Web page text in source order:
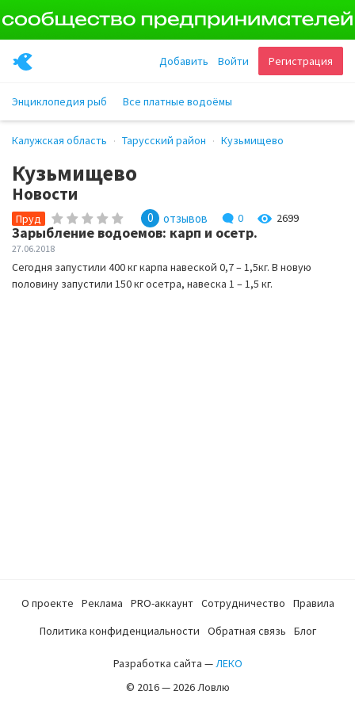
Регистрация
Войти
Добавить
Энциклопедия рыб Все платные водоёмы
Калужская область Тарусский район Кузьмищево
Кузьмищево
Новости
Пруд 0 отзывов 0 2699
Зарыбление водоемов: карп и осетр.
27.06.2018
Сегодня запустили 400 кг карпа навеской 0,7 – 1,5кг. В новую
половину запустили 150 кг осетра, навеска 1 – 1,5 кг.
О проекте Реклама PRO-аккаунт Сотрудничество
Правила
Политика конфиденциальности
Обратная связь Блог
Разработка сайта —ЛЕКО
© 2016 — 2026 Ловлю